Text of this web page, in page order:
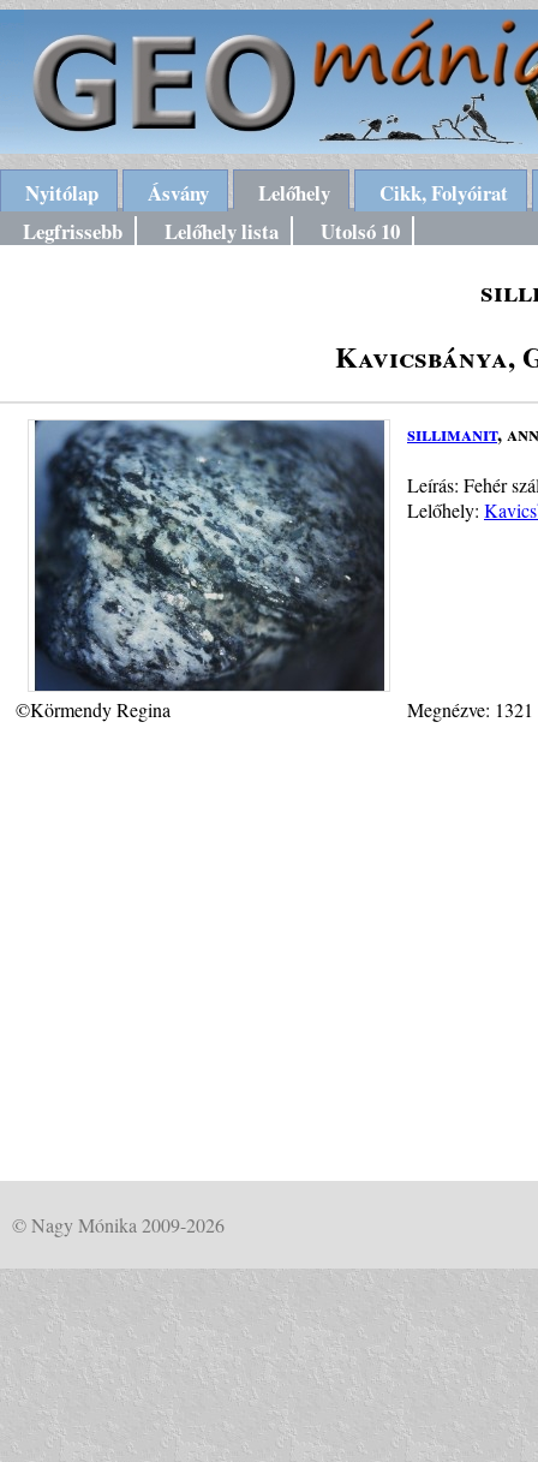
Nyitólap Ásvány Lelőhely
Cikk, Folyóirat
Legfrissebb
Lelőhely lista Utolsó 10
Kavicsbánya,
sillimanit,
Leírás: Fehér
Lelőhely:
©Körmendy Regina Megnézve:
© Nagy Mónika 2009-2026